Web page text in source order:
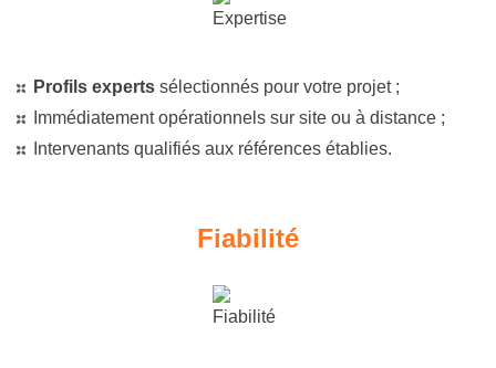
Profils experts sélectionnés pour votre projet ;
Immédiatement opérationnels sur site ou à distance ;
Intervenants qualifiés aux références établies.
Fiabilité